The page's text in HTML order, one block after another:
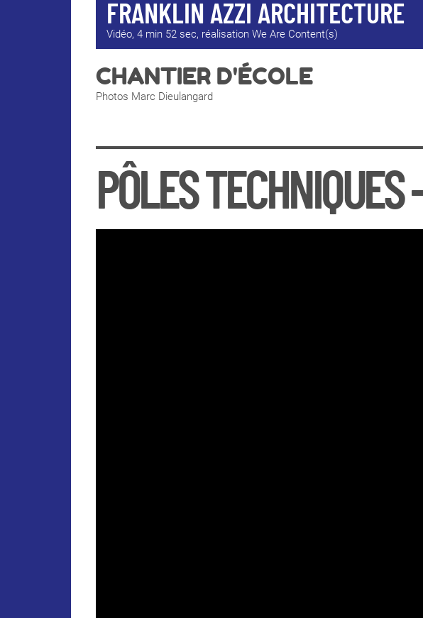
FRANKLIN AZZI ARCHITECTURE
Vidéo, 4 min 52 sec, réalisation We Are Content(s)
CHANTIER D'ÉCOLE
Photos Marc Dieulangard
PÔLES